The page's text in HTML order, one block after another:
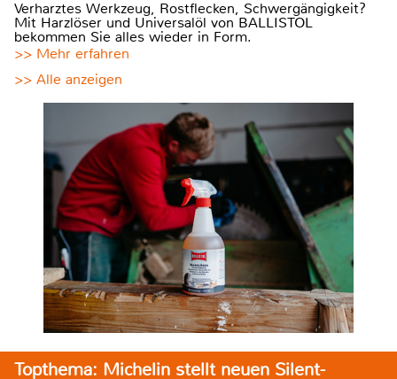
Verharztes Werkzeug, Rostflecken, Schwergängigkeit?
Mit Harzlöser und Universalöl von BALLISTOL
bekommen Sie alles wieder in Form.
>> Mehr erfahren
>> Alle anzeigen
Topthema: Michelin stellt neuen Silent-